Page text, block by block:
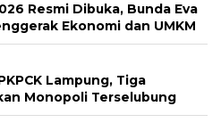
Resmi Dibuka, Bunda Eva
Ekonomi dan UMKM
Lampung, Tiga
Monopoli Terselubung